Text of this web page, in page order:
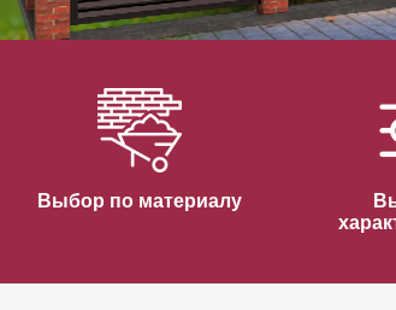
Заборы под ключ
Готовые заборы
Быстровозводимые заборы
Выбор по материалу